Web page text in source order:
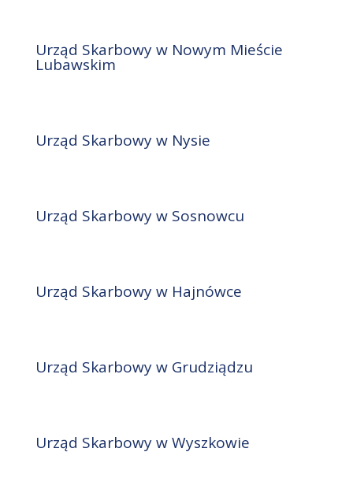
Urząd Skarbowy w Nowym Mieście
Lubawskim
Urząd Skarbowy w Nysie
Urząd Skarbowy w Sosnowcu
Urząd Skarbowy w Hajnówce
Urząd Skarbowy w Grudziądzu
Urząd Skarbowy w Wyszkowie